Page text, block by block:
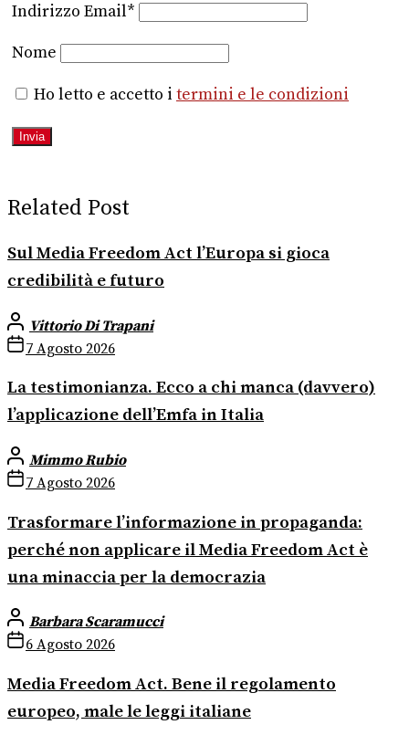
Indirizzo Email*
Nome
Ho letto e accetto i termini e le condizioni
Related Post
Sul Media Freedom Act l’Europa si gioca
credibilità e futuro
Vittorio Di Trapani
7 Agosto 2026
La testimonianza. Ecco a chi manca (davvero)
l’applicazione dell’Emfa in Italia
Mimmo Rubio
7 Agosto 2026
Trasformare l’informazione in propaganda:
perché non applicare il Media Freedom Act è
una minaccia per la democrazia
Barbara Scaramucci
6 Agosto 2026
Media Freedom Act. Bene il regolamento
europeo, male le leggi italiane